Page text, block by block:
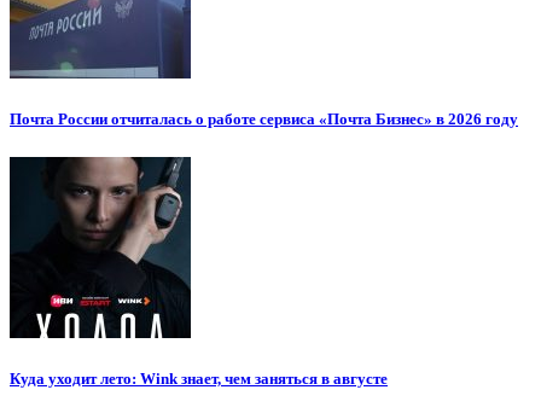
Почта России отчиталась о работе сервиса «Почта Бизнес» в 2026 году
Куда уходит лето: Wink знает, чем заняться в августе